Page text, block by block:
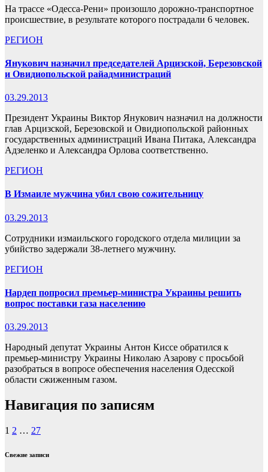
На трассе «Одесса-Рени» произошло дорожно-транспортное
происшествие, в результате которого пострадали 6 человек.
РЕГИОН
Янукович назначил председателей Арцизской, Березовской
и Овидиопольской райадминистраций
03.29.2013
Президент Украины Виктор Янукович назначил на должности
глав Арцизской, Березовской и Овидиопольской районных
государственных администраций Ивана Питака, Александра
Адзеленко и Александра Орлова соответственно.
РЕГИОН
В Измаиле мужчина убил свою сожительницу
03.29.2013
Сотрудники измаильского городского отдела милиции за
убийство задержали 38-летнего мужчину.
РЕГИОН
Нардеп попросил премьер-министра Украины решить
вопрос поставки газа населению
03.29.2013
Народный депутат Украины Антон Киссе обратился к
премьер-министру Украины Николаю Азарову с просьбой
разобраться в вопросе обеспечения населения Одесской
области сжиженным газом.
Навигация по записям
1 2 … 27
Свежие записи